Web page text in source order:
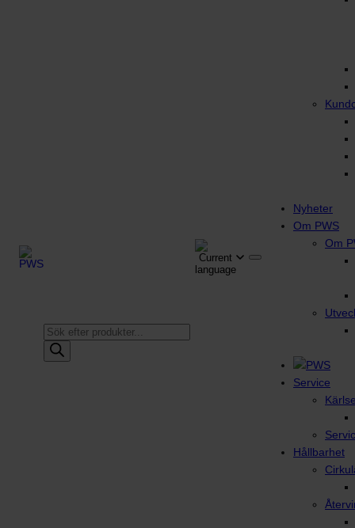
Produktsökning
Nyheter
Om PWS
Om
Service
Hållbarhet